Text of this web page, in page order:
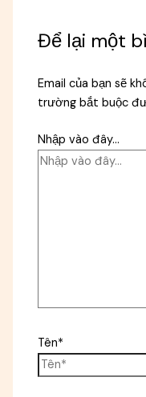
Để lại một
Email của bạn sẽ
trường bắt buộc
Nhập vào đây...
Tên*